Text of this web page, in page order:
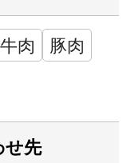
牛肉
豚肉
せ先